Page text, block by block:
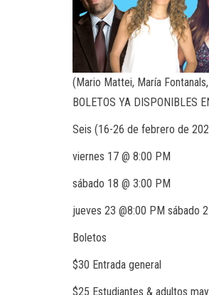
(Mario Mattei, María
BOLETOS YA DISPONIBLES
Seis (16-26 de febrero de
viernes 17 @ 8:00 PM
sábado 18 @ 3:00 PM
jueves 23 @8:00 PM sábado
Boletos
$30 Entrada general
$25 Estudiantes & adultos